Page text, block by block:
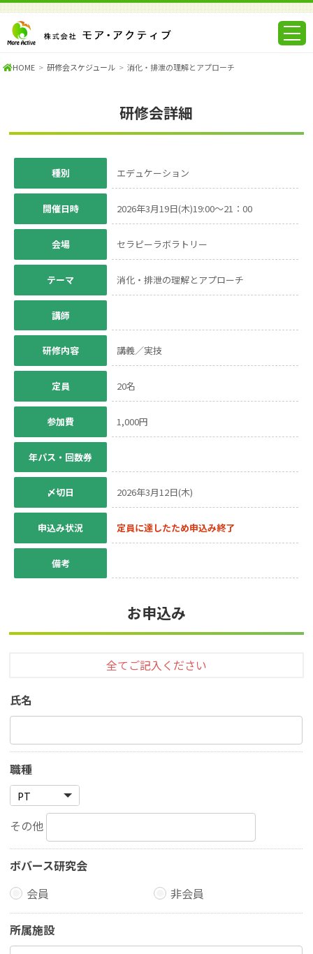
HOME 研修会スケジュール 消化・排泄の理解とアプローチ
研修会詳細
種別 エデュケーション
開催日時 2026年3月19日(木)19:00～21：00
会場 セラピーラボラトリー
テーマ 消化・排泄の理解とアプローチ
講師
研修内容 講義／実技
定員 20名
参加費 1,000円
年パス・回数券
〆切日 2026年3月12日(木)
申込み状況 定員に達したため申込み終了
備考
お申込み
全てご記入ください
氏名
職種
その他
ボバース研究会
会員
非会員
所属施設